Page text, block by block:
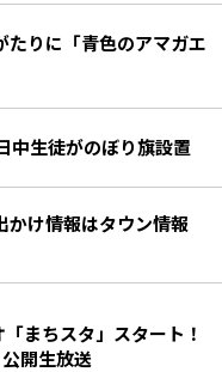
たりに「青色のアマガエ
中生徒がのぼり旗設置
かけ情報はタウン情報
まちスタ」スタート！
開生放送